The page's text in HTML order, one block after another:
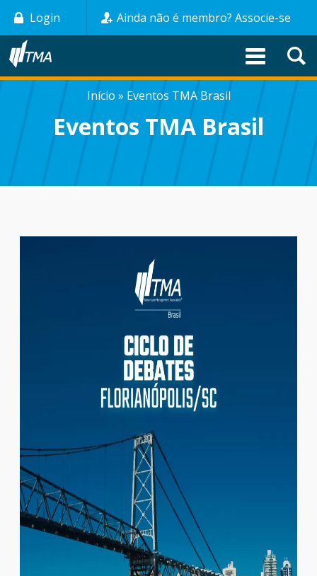
Pular
para
conteúdo
principal
Login Ainda não é membro? Associe-se
Início Eventos TMA Brasil
Eventos TMA Brasil